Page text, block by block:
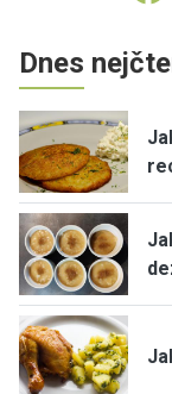
Dnes